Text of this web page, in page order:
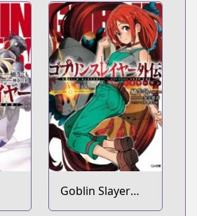
Goblin Slayer
Gaiden: Year